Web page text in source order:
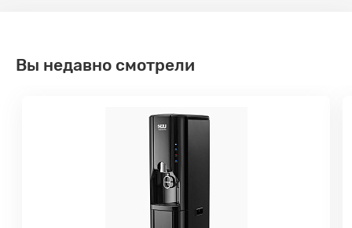
Вы недавно смотрели